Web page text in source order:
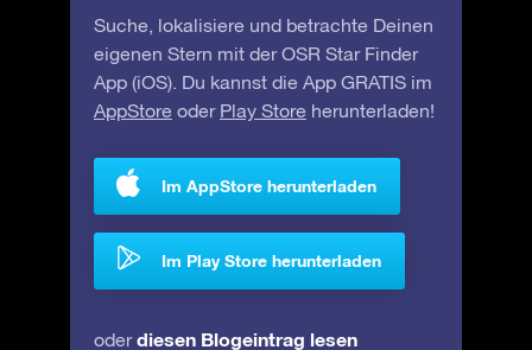
Suche, lokalisiere und betrachte Deinen
eigenen Stern mit der OSR Star Finder
App (iOS). Du kannst die App GRATIS im
AppStore oder Play Store herunterladen!
Im AppStore herunterladen
Im Play Store herunterladen
oderdiesen Blogeintrag lesen